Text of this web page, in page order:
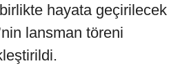
birlikte hayata geçirilecek
lansman töreni